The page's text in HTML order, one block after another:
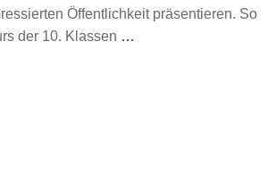
Öffentlichkeit präsentieren. So
der 10. Klassen …